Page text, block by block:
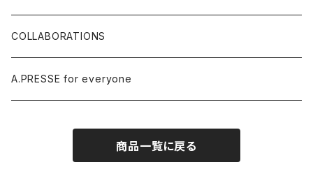
COLLABORATIONS
A.PRESSE for everyone
商品一覧に戻る